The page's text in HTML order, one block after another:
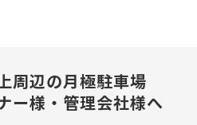
周辺の月極駐車場
ー様・管理会社様へ